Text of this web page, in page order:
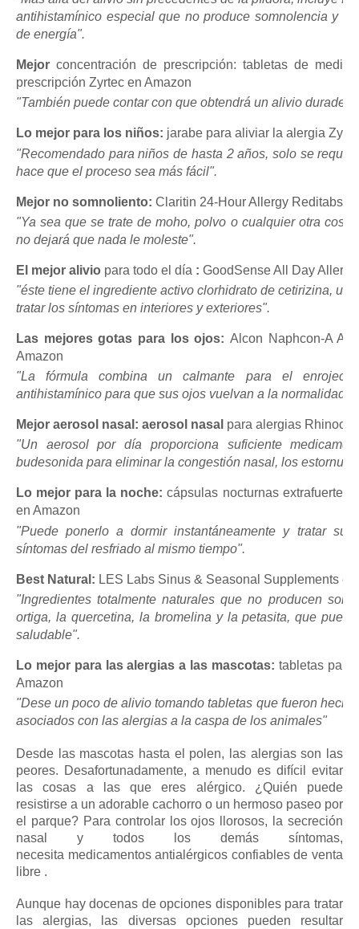
antihistamínico especial que no produce somnolencia y
de energía".
Mejor concentración de prescripción: tabletas de
prescripción Zyrtec en Amazon
"También puede contar con que obtendrá un alivio
Lo mejor para los niños: jarabe para aliviar la alergia
"Recomendado para niños de hasta 2 años, solo se
hace que el proceso sea más fácil".
Mejor no somnoliento: Claritin 24-Hour Allergy Reditabs
"Ya sea que se trate de moho, polvo o cualquier otra cosa
no dejará que nada le moleste".
El mejor alivio para todo el día : GoodSense All Day
"éste tiene el ingrediente activo clorhidrato de cetirizina, un
tratar los síntomas en interiores y exteriores".
Las mejores gotas para los ojos: Alcon Naphcon-A
Amazon
"La fórmula combina un calmante para el
antihistamínico para que sus ojos vuelvan a la normalidad".
Mejor aerosol nasal: aerosol nasal para alergias
"Un aerosol por día proporciona suficiente
budesonida para eliminar la congestión nasal, los
Lo mejor para la noche:cápsulas nocturnas extrafuertes
en Amazon
"Puede ponerlo a dormir instantáneamente y tratar
síntomas del resfriado al mismo tiempo".
Best Natural: LES Labs Sinus & Seasonal Supplements
"Ingredientes totalmente naturales que no producen
ortiga, la quercetina, la bromelina y la petasita, que
saludable".
Lo mejor para las alergias a las mascotas: tabletas para
Amazon
"Dese un poco de alivio tomando tabletas que fueron
asociados con las alergias a la caspa de los animales"
Desde las mascotas hasta el polen, las alergiasson las
peores. Desafortunadamente, a menudo es difícil evitar
las cosas a las que eres alérgico. ¿Quién puede
resistirse a un adorable cachorro o un hermoso paseo por
el parque? Para controlar los ojos llorosos, la secreción
nasal y todos los demás síntomas,
necesita medicamentos antialérgicos confiablesde venta
libre .
Aunque hay docenas de opciones disponibles para tratar
las alergias, las diversas opciones pueden resultar